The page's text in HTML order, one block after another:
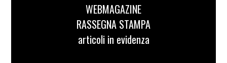
WEBMAGAZINE
RASSEGNA STAMPA
articoli in evidenza